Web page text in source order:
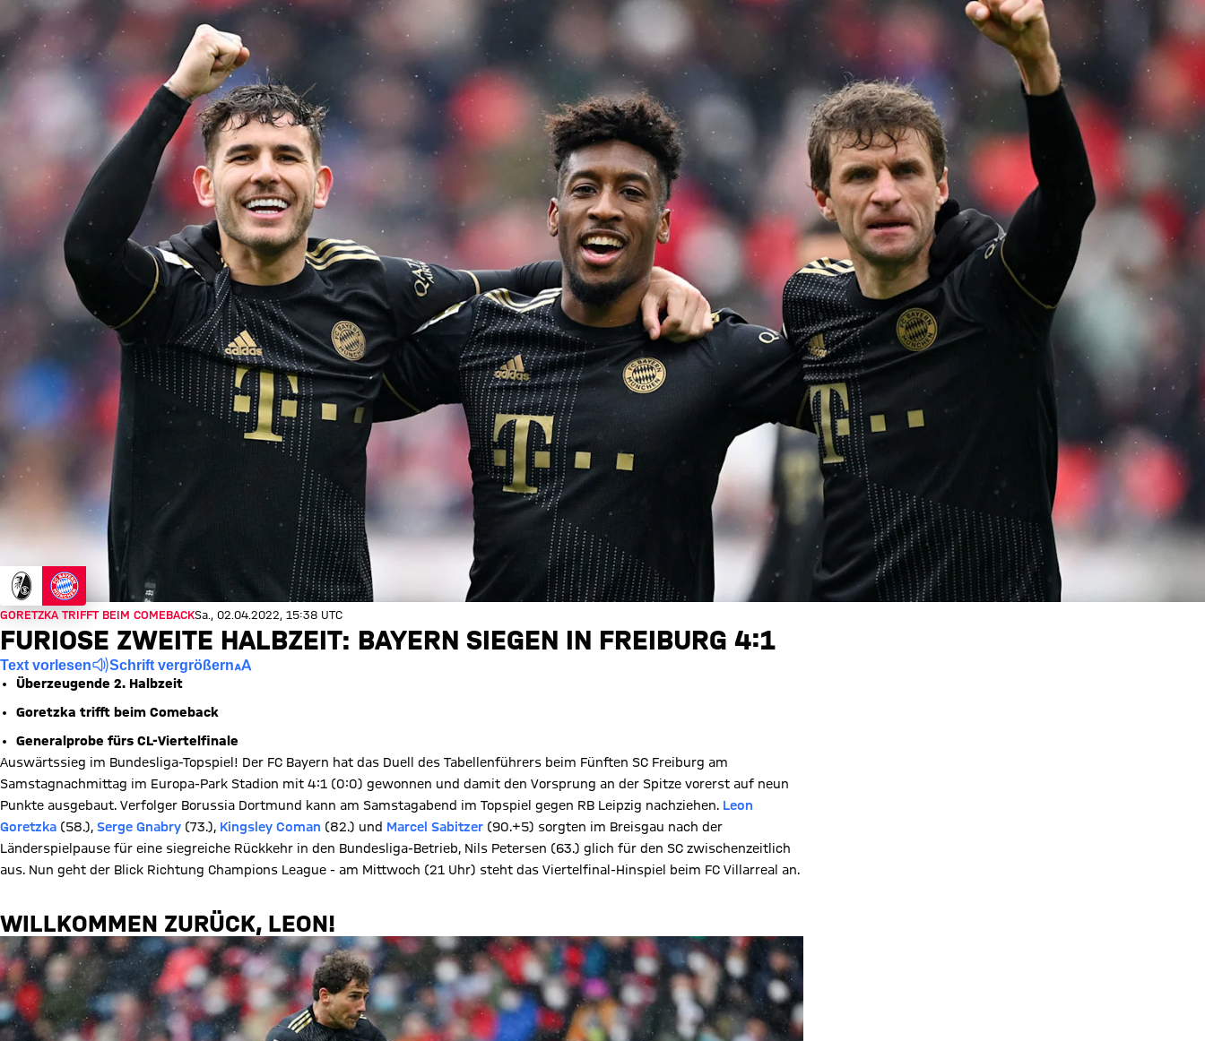
GORETZKA TRIFFT BEIM COMEBACKSa., 02.04.2022, 15:38 UTC
FURIOSE ZWEITE HALBZEIT: BAYERN SIEGEN IN FREIBURG 4:1
Text vorlesen Schrift vergrößern
Überzeugende 2. Halbzeit
Goretzka trifft beim Comeback
Generalprobe fürs CL-Viertelfinale
Auswärtssieg im Bundesliga-Topspiel! Der FC Bayern hat das Duell des Tabellenführers beim Fünften SC Freiburg am
Samstagnachmittag im Europa-Park Stadion mit 4:1 (0:0) gewonnen und damit den Vorsprung an der Spitze vorerst auf neun
Punkte ausgebaut. Verfolger Borussia Dortmund kann am Samstagabend im Topspiel gegen RB Leipzig nachziehen. Leon
Goretzka (58.), Serge Gnabry (73.), Kingsley Coman (82.) und Marcel Sabitzer (90.+5) sorgten im Breisgau nach der
Länderspielpause für eine siegreiche Rückkehr in den Bundesliga-Betrieb, Nils Petersen (63.) glich für den SC zwischenzeitlich
aus. Nun geht der Blick Richtung Champions League - am Mittwoch (21 Uhr) steht das Viertelfinal-Hinspiel beim FC Villarreal an.
WILLKOMMEN ZURÜCK, LEON!